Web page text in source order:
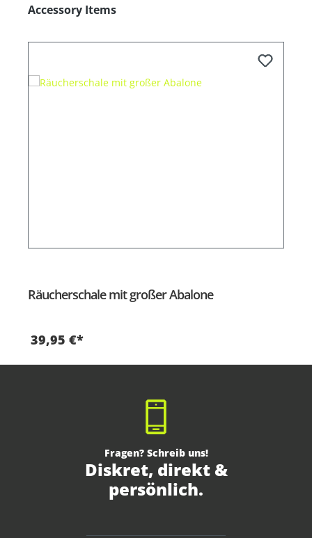
Produktgalerie überspringen
Accessory Items
Räucherschale mit großer Abalone
39,95 €*
Fragen? Schreib uns!
Diskret, direkt &
persönlich.